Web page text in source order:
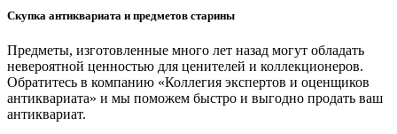
Скупка антиквариата и предметов старины
Предметы, изготовленные много лет назад могут обладать
невероятной ценностью для ценителей и коллекционеров.
Обратитесь в компанию «Коллегия экспертов и оценщиков
антиквариата» и мы поможем быстро и выгодно продать ваш
антиквариат.